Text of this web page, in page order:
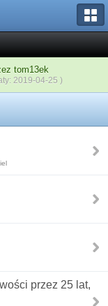
tom13ek
2019-04-25 )
przez 25 lat,